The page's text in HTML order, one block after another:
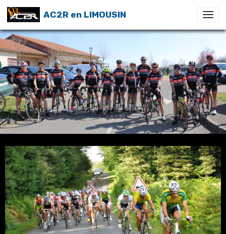
AC2R en LIMOUSIN